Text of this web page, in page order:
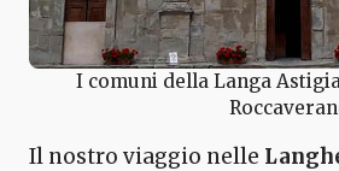
I comuni della Langa
Il nostro viaggio nelle